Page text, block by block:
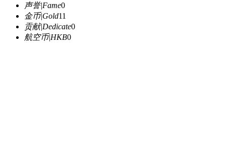
声誉|Fame0
金币|Gold11
贡献|Dedicate0
航空币|HKB0